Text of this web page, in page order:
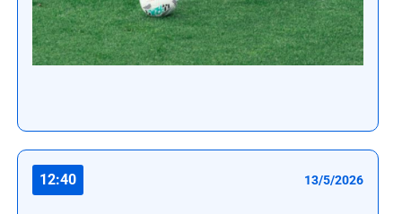
12:40 13/5/2026